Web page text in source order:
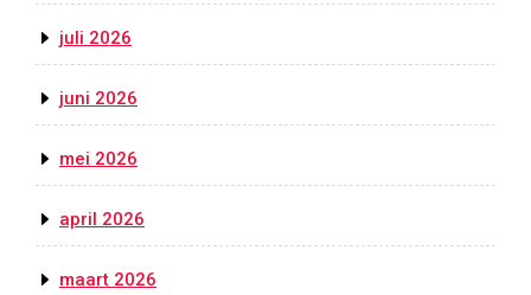
juli 2026
juni 2026
mei 2026
april 2026
maart 2026